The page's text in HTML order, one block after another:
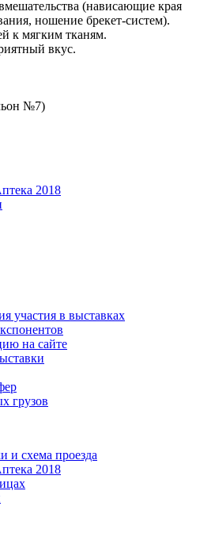
(нависающие края
ношение брекет-систем).
к мягким тканям.
вкус.
№7)
2018
участия в выставках
на сайте
грузов
и схема проезда
2018